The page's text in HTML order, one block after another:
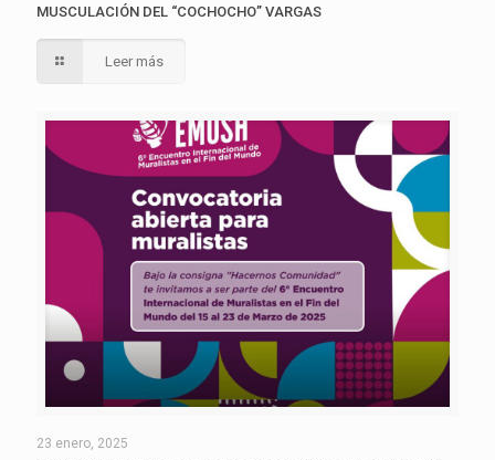
MUSCULACIÓN DEL “COCHOCHO” VARGAS
Leer más
23 enero, 2025